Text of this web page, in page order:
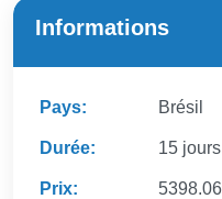
Informations
Pays: Brésil
Durée: 15 jours
Prix: